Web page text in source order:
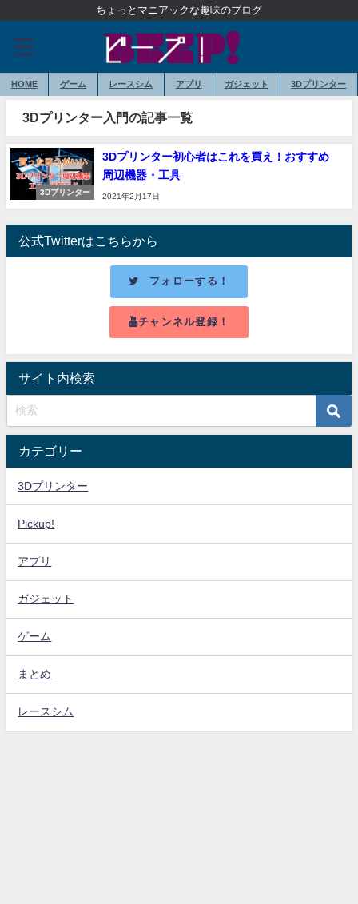
ちょっとマニアックな趣味のブログ
HOME ゲーム レースシム アプリ ガジェット 3Dプリンター
3Dプリンター入門の記事一覧
3Dプリンター
3Dプリンター初心者はこれを買え！おすすめ
周辺機器・工具
2021年2月17日
公式Twitterはこちらから
フォローする！
チャンネル登録！
サイト内検索
カテゴリー
3Dプリンター
Pickup!
アプリ
ガジェット
ゲーム
まとめ
レースシム